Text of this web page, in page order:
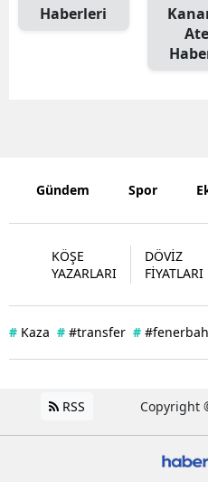
Haberleri
Gündem Spor
KÖŞE
YAZARLARI
DÖVİZ
FİYATLARI
# Kaza # #transfer #
RSS Copyright